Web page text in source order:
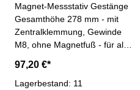
Magnet-Messstativ Gestänge
Gesamthöhe 278 mm - mit
Zentralklemmung, Gewinde
M8, ohne Magnetfuß - für alle
Aufnahme- mit
Feineinstellung- Gestänge von
97,20 €*
Lagerbestand: 11